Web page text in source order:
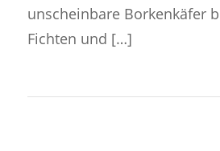
unscheinbare Borkenkäfer
Fichten und […]